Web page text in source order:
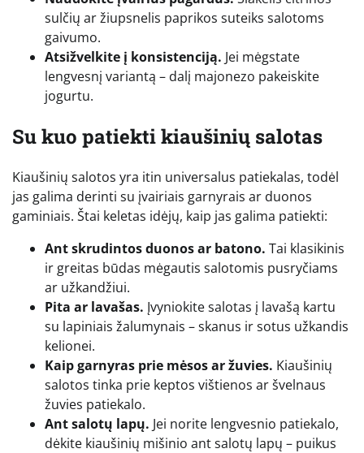
sulčių ar žiupsnelis paprikos suteiks salotoms
gaivumo.
Atsižvelkite į konsistenciją. Jei mėgstate
lengvesnį variantą – dalį majonezo pakeiskite
jogurtu.
Su kuo patiekti kiaušinių salotas
Kiaušinių salotos yra itin universalus patiekalas, todėl
jas galima derinti su įvairiais garnyrais ar duonos
gaminiais. Štai keletas idėjų, kaip jas galima patiekti:
Ant skrudintos duonos ar batono. Tai klasikinis
ir greitas būdas mėgautis salotomis pusryčiams
ar užkandžiui.
Pita ar lavašas. Įvyniokite salotas į lavašą kartu
su lapiniais žalumynais – skanus ir sotus užkandis
kelionei.
Kaip garnyras prie mėsos ar žuvies. Kiaušinių
salotos tinka prie keptos vištienos ar švelnaus
žuvies patiekalo.
Ant salotų lapų. Jei norite lengvesnio patiekalo,
dėkite kiaušinių mišinio ant salotų lapų – puikus